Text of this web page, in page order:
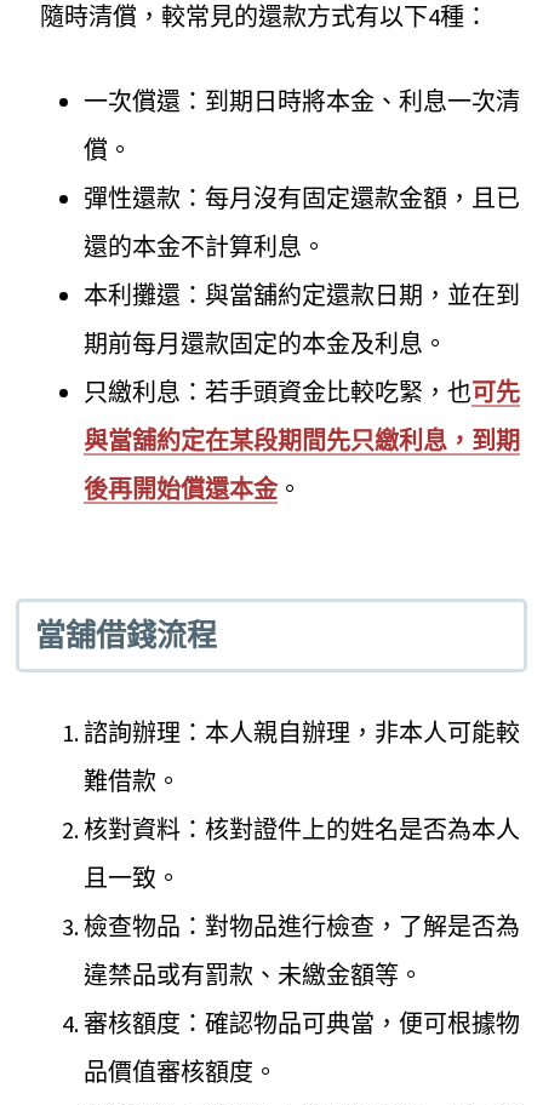
隨時清償，較常見的還款方式有以下4種：
一次償還：到期日時將本金、利息一次清
償。
彈性還款：每月沒有固定還款金額，且已
還的本金不計算利息。
本利攤還：與當舖約定還款日期，並在到
期前每月還款固定的本金及利息。
只繳利息：若手頭資金比較吃緊，也可先
與當舖約定在某段期間先只繳利息，到期
後再開始償還本金。
當舖借錢流程
諮詢辦理：本人親自辦理，非本人可能較
難借款。
核對資料：核對證件上的姓名是否為本人
且一致。
檢查物品：對物品進行檢查，了解是否為
違禁品或有罰款、未繳金額等。
審核額度：確認物品可典當，便可根據物
品價值審核額度。